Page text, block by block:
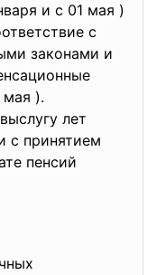
и с 01 мая )
с
законами и
мая ).
лет
с принятием
пенсий